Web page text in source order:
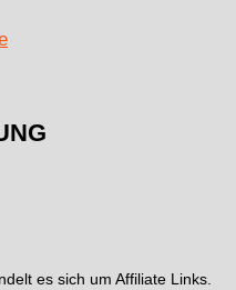
es sich um Affiliate Links.